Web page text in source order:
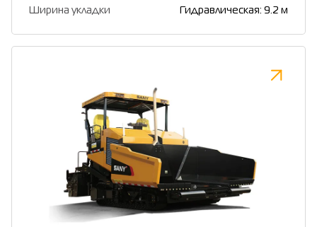
Ширина укладки Гидравлическая: 9.2 м